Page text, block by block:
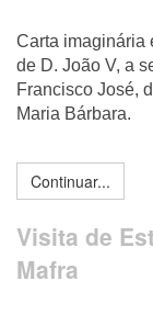
Carta imaginária
de D. João V, a
Francisco José,
Maria Bárbara.
Continuar...
Visita de
Mafra